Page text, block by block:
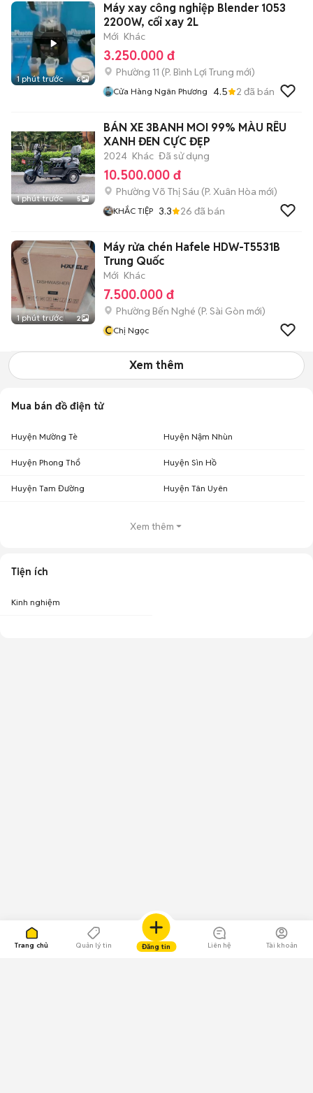
Trang chủ Quản lý tin Đăng tin Liên hệ Tài khoản
1 phút trước 6
Máy xay công nghiệp Blender 1053
2200W, cối xay 2L
Mới Khác
3.250.000 đ
Phường 11 (P. Bình Lợi Trung mới)
Cửa Hàng Ngân Phương 4.5 2 đã bán
1 phút trước 5
BÁN XE 3BANH MOI 99% MÀU RÊU
XANH ĐEN CỰC ĐẸP
2024 Khác Đã sử dụng
10.500.000 đ
Phường Võ Thị Sáu (P. Xuân Hòa mới)
KHẮC TIỆP 3.3 26 đã bán
1 phút trước 2
Máy rửa chén Hafele HDW-T5531B
Trung Quốc
Mới Khác
7.500.000 đ
Phường Bến Nghé (P. Sài Gòn mới)
CChị Ngọc
Xem thêm
Mua bán đồ điện tử
Huyện Mường Tè Huyện Nậm Nhùn
Huyện Phong Thổ Huyện Sìn Hồ
Huyện Tam Đường Huyện Tân Uyên
Xem thêm
Tiện ích
Kinh nghiệm